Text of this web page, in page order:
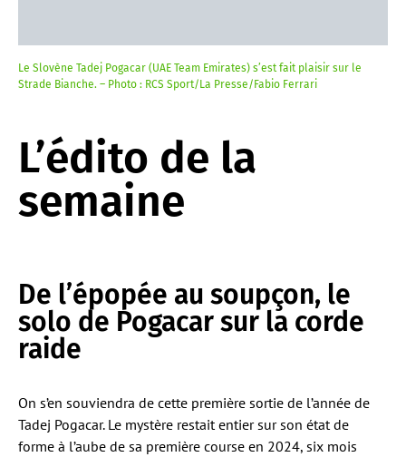
Le Slovène Tadej Pogacar (UAE Team Emirates) s’est fait plaisir sur le
Strade Bianche. – Photo : RCS Sport/La Presse/Fabio Ferrari
L’édito de la
semaine
De l’épopée au soupçon, le
solo de Pogacar sur la corde
raide
On s’en souviendra de cette première sortie de l’année de
Tadej Pogacar. Le mystère restait entier sur son état de
forme à l’aube de sa première course en 2024, six mois